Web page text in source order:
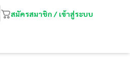
สมัครสมาชิก / เข้าสู่ระบบ